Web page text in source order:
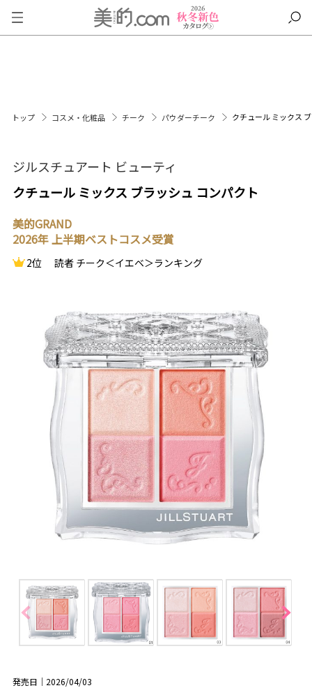
トップ コスメ・化粧品 チーク パウダーチーク クチュール ミックス
ジルスチュアート ビューティ
クチュール ミックス ブラッシュ コンパクト
美的GRAND
2026年 上半期ベストコスメ受賞
2位 読者 チーク＜イエベ＞ランキング
発売日｜2026/04/03